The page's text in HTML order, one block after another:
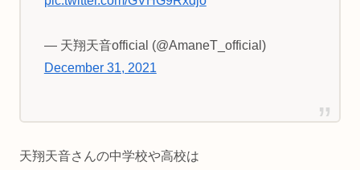
— 天翔天音official (@AmaneT_official)
December 31, 2021
天翔天音さんの中学校や高校は